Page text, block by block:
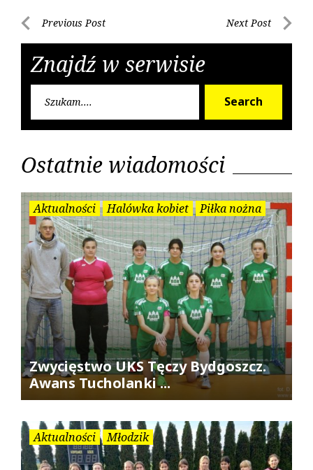
Nawigacja
wpisu
Previous Post
Previous
Post
Next Post
Next
Znajdź w serwisie
Search
Ostatnie wiadomości
Aktualności Halówka kobiet Piłka nożna
Zwycięstwo UKS Tęczy Bydgoszcz.
Awans Tucholanki ...
Aktualności Młodzik